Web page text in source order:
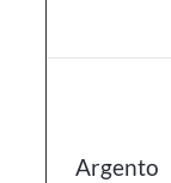
Argento